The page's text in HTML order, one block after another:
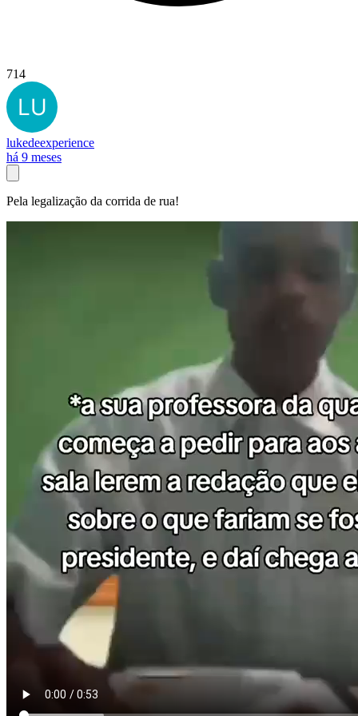
714
lukedeexperience
há 9 meses
Pela legalização da corrida de rua!